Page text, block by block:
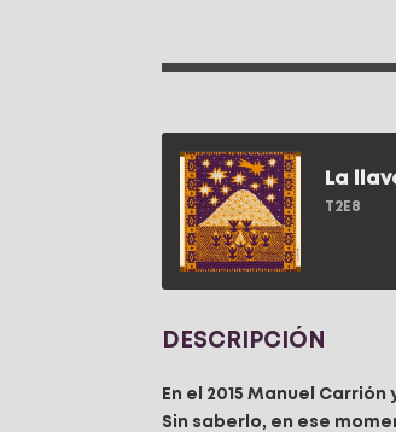
La
T2E8
DESCRIPCIÓN
En el 2015 Manuel
Sin saberlo, en ese